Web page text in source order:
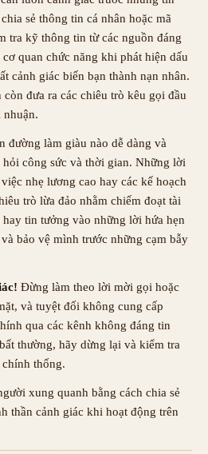
sẻ thông tin cá nhân hoặc mã
tra kỹ thông tin từ các nguồn đáng
quan chức năng khi phát hiện dấu
cảnh giác biến bạn thành nạn nhân.
đưa ra các chiêu trò kêu gọi đầu
đường làm giàu nào dễ dàng và
công sức và thời gian. Những lời
nhẹ lương cao hay các kế hoạch
trò lừa đảo nhằm chiếm đoạt tài
tin tưởng vào những lời hứa hẹn
bảo vệ mình trước những cạm bẫy
Đừng làm theo lời mời gọi hoặc
và tuyệt đối không cung cấp
qua các kênh không đáng tin
thường, hãy dừng lại và kiểm tra
thống.
xung quanh bằng cách chia sẻ
thần cảnh giác khi hoạt động trên